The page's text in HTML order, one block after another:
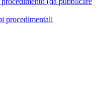
procedimentali